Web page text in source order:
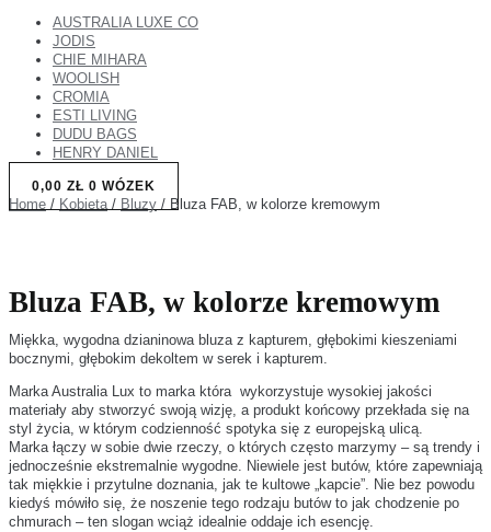
AUSTRALIA LUXE CO
JODIS
CHIE MIHARA
WOOLISH
CROMIA
ESTI LIVING
DUDU BAGS
HENRY DANIEL
0,00 ZŁ 0 WÓZEK
Home / Kobieta / Bluzy / Bluza FAB, w kolorze kremowym
Bluza FAB, w kolorze kremowym
Miękka, wygodna dzianinowa bluza z kapturem, głębokimi kieszeniami
bocznymi, głębokim dekoltem w serek i kapturem.
Marka Australia Lux to marka która wykorzystuje wysokiej jakości
materiały aby stworzyć swoją wizję, a produkt końcowy przekłada się na
styl życia, w którym codzienność spotyka się z europejską ulicą.
Marka łączy w sobie dwie rzeczy, o których często marzymy – są trendy i
jednocześnie ekstremalnie wygodne. Niewiele jest butów, które zapewniają
tak miękkie i przytulne doznania, jak te kultowe „kapcie”. Nie bez powodu
kiedyś mówiło się, że noszenie tego rodzaju butów to jak chodzenie po
chmurach – ten slogan wciąż idealnie oddaje ich esencję.